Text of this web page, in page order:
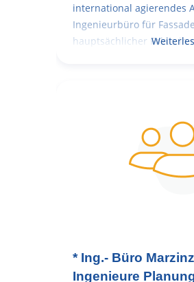
international agierendes
Ingenieurbüro für
hauptsächlicher Fokus in
* Ing.- Büro
Ingenieure